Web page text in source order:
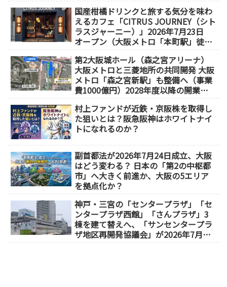
国産柑橘ドリンクと旅する気分を味わ
えるカフェ「CITRUS JOURNEY（シト
ラスジャーニー）」2026年7月23日
オープン（大阪メトロ「本町駅」徒歩
第2大阪城ホール（森之宮アリーナ）
大阪メトロと三菱地所の共同開発 大阪
メトロ「森之宮新駅」も整備へ（事業
費1000億円）2028年度以降の開業
村上ファンドが近鉄・京阪株を取得し
た狙いとは？阪急阪神はホワイトナイ
トになれるのか？
副首都法が2026年7月24日成立、大阪
はどう変わる？ 日本の「第2の中枢都
市」へ大きく前進か、大阪の5エリア
を拠点化か？
神戸・三宮の「センタープラザ」「セ
ンタープラザ西館」「さんプラザ」3
棟を建て替えへ、「サンセンタープラ
ザ地区再開発協議会」が2026年7月発